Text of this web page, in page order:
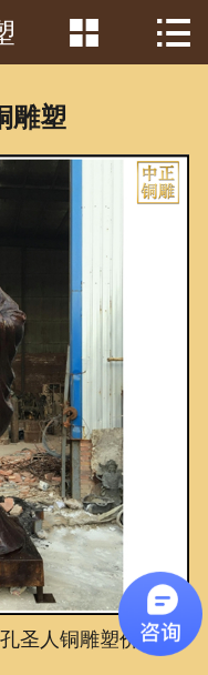
首页
常识问答
新闻资讯
荣誉资质
泥塑鉴赏
联系我们
 
雕塑
圣人铜雕塑价格、